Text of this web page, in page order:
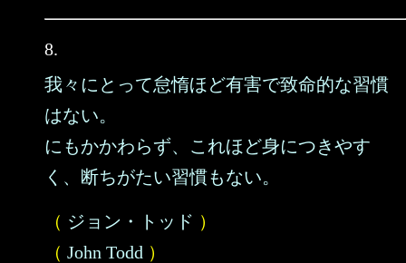
8.
我々にとって怠惰ほど有害で致命的な習慣
はない。
にもかかわらず、これほど身につきやす
く、断ちがたい習慣もない。
（ ジョン・トッド ）
（ John Todd ）